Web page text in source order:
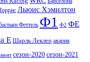
Льюис Хэмилтон
Феттель Ф1 Ф2 ФЕ
Е Шарль Леклер авария
сезон-2020сезон-2021